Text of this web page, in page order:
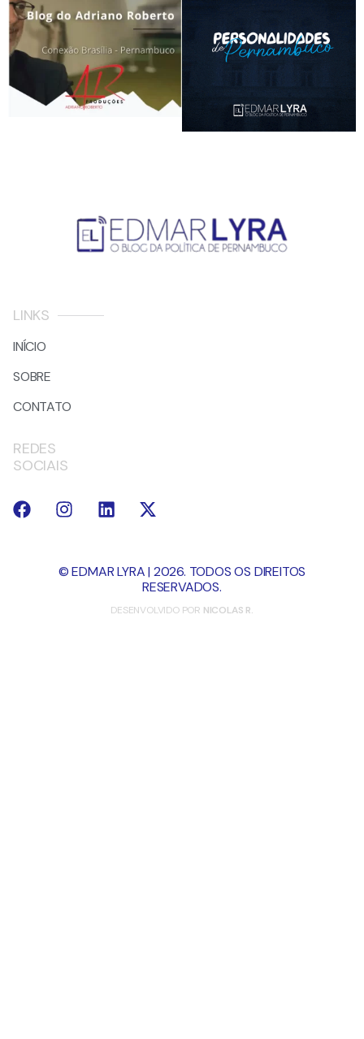
LINKS
INÍCIO
SOBRE
CONTATO
REDES
SOCIAIS
© EDMAR LYRA | 2026. TODOS OS DIREITOS
RESERVADOS.
DESENVOLVIDO POR NICOLAS R.